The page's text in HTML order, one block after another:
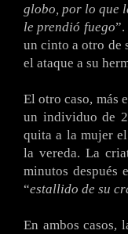
globo, por lo que
le prendió fuego
un cinto a otro de
el ataque a su
El otro caso, más
un individuo de
quita a la mujer
la vereda. La
minutos después
“estallido de su
En ambos casos,